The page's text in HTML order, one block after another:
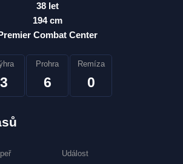
38 let
194 cm
Combat Center
3
Prohra
6
Remíza
0
Událost